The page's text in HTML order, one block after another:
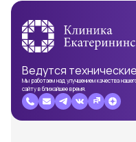
Ведутся
Мы работаем над улучшением качества
сайту в ближайшее время.